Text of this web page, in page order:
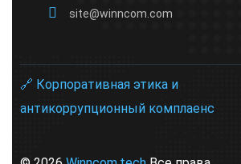
site@winncom.com
🔗 Корпоративная этика и
антикоррупционный комплаенс